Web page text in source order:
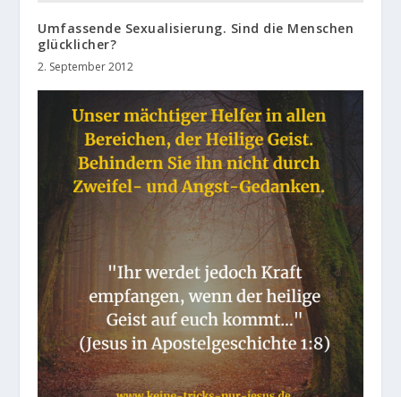
Umfassende Sexualisierung. Sind die Menschen
glücklicher?
2. September 2012